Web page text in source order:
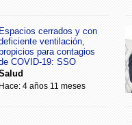
Espacios cerrados y con
ventilación,
para contagios
COVID-19: SSO
Hace: 4 años 11 meses